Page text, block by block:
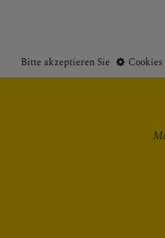
Bitte akzeptieren Sie